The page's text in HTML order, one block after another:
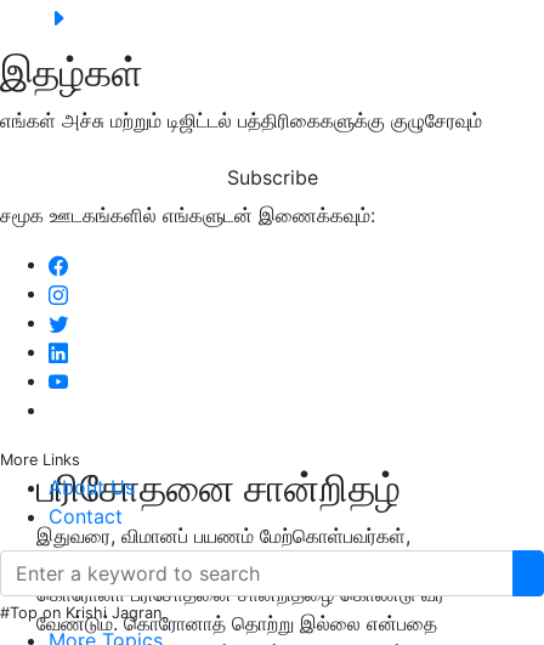
இதழ்கள்
எங்கள் அச்சு மற்றும் டிஜிட்டல் பத்திரிகைகளுக்கு குழுசேரவும்
Subscribe
சமூக ஊடகங்களில் எங்களுடன் இணைக்கவும்:
More Links
About Us
Contact
#Top on Krishi Jagran
More Topics
பரிசோதனை சான்றிதழ்
இதுவரை, விமானப் பயணம் மேற்கொள்பவர்கள்,
பயணத்திற்கு முன்னதாக 72 மணி நேரத்திற்குள் செய்த
கொரோனா பரிசோதனை சான்றிதழை கொண்டு வர
வேண்டும். கொரோனாத் தொற்று இல்லை என்பதை